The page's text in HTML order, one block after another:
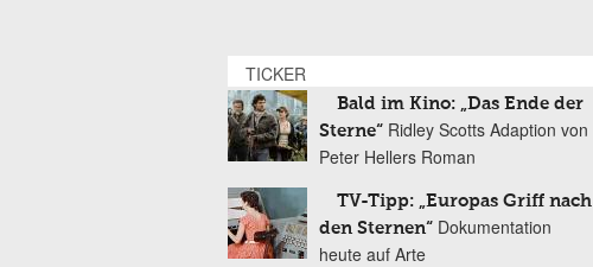
TICKER
Bald im Kino: „Das Ende der
Sterne“ Ridley Scotts Adaption von
Peter Hellers Roman
TV-Tipp: „Europas Griff nach
den Sternen“ Dokumentation
heute auf Arte